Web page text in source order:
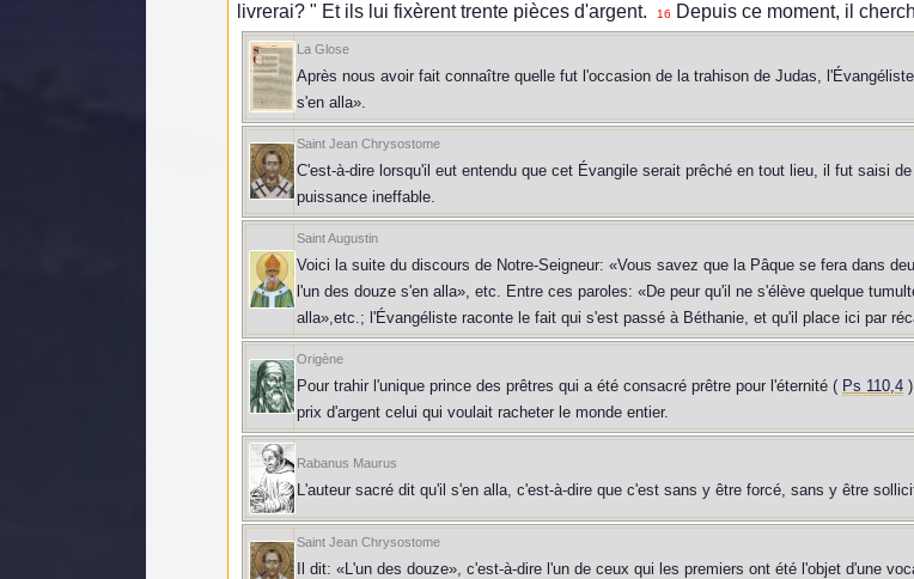
livrerai? " Et ils lui fixèrent trente pièces d'argent.
16 Depuis ce moment, il
La Glose
Après nous avoir fait connaître quelle fut l'occasion de la trahison de Judas,
s'en alla».
Saint Jean Chrysostome
C'est-à-dire lorsqu'il eut entendu que cet Évangile serait prêché en tout lieu, il fut saisi
puissance ineffable.
Saint Augustin
Voici la suite du discours de Notre-Seigneur: «Vous savez que la Pâque se fera dans
l'un des douze s'en alla», etc. Entre ces paroles: «De peur qu'il ne s'élève quelque
alla»,etc.; l'Évangéliste raconte le fait qui s'est passé à Béthanie, et qu'il place ici par
Origène
Pour trahir l'unique prince des prêtres qui a été consacré prêtre pour l'éternité ( Ps 110,4
prix d'argent celui qui voulait racheter le monde entier.
Rabanus Maurus
L'auteur sacré dit qu'il s'en alla, c'est-à-dire que c'est sans y être forcé, sans y être
Saint Jean Chrysostome
Il dit: «L'un des douze», c'est-à-dire l'un de ceux qui les premiers ont été l'objet d'une